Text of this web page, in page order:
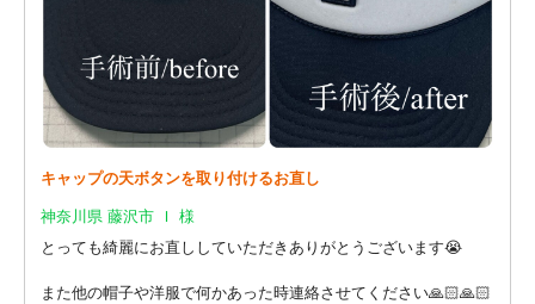
キャップの天ボタンを取り付けるお直し
神奈川県 藤沢市 Ｉ 様
とっても綺麗にお直ししていただきありがとうございます😭
また他の帽子や洋服で何かあった時連絡させてください🙏🏻🙏🏻